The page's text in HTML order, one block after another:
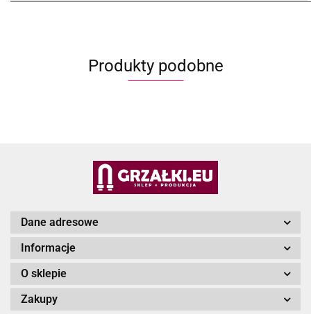
Produkty podobne
Dane adresowe
Informacje
O sklepie
Zakupy